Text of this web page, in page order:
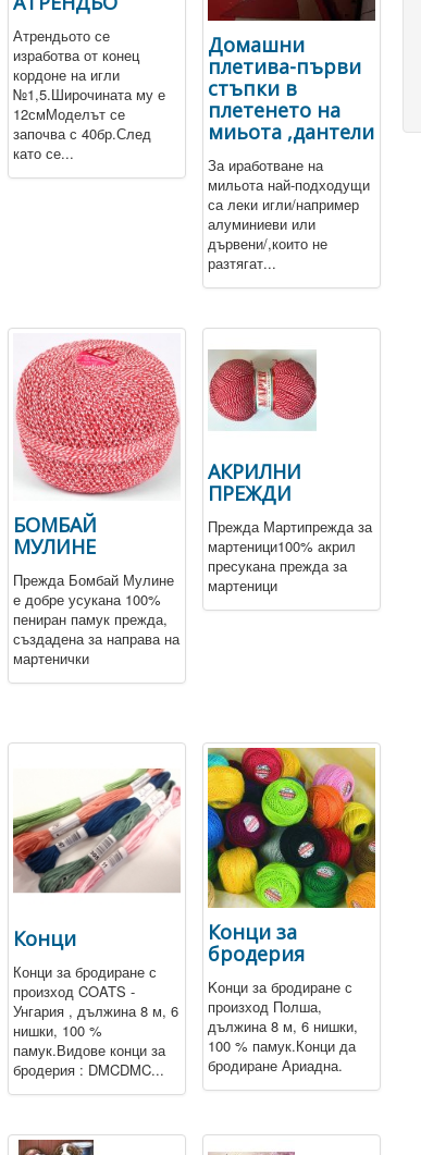
Атрендьото се
изработва от конец
кордоне на игли
№1,5.Широчината му е
12смМоделът се
започва с 40бр.След
като се...
Домашни
плетива-първи
стъпки в
плетенето на
миьота ,дантели
За иработване на
мильота най-подходущи
са леки игли/например
алуминиеви или
дървени/,които не
разтягат...
БОМБАЙ
МУЛИНЕ
Прежда Бомбай Мулине
е добре усукана 100%
пениран памук прежда,
създадена за направа на
мартенички
АКРИЛНИ
ПРЕЖДИ
Прежда Мартипрежда за
мартеници100% акрил
пресукана прежда за
мартеници
Конци
Конци за бродиране с
произход COATS -
Унгария , дължина 8 м, 6
нишки, 100 %
памук.Видове конци за
бродерия : DMCDMC...
Конци за
бродерия
Kонци за бродиране с
произход Полша,
дължина 8 м, 6 нишки,
100 % памук.Конци да
бродиране Ариадна.